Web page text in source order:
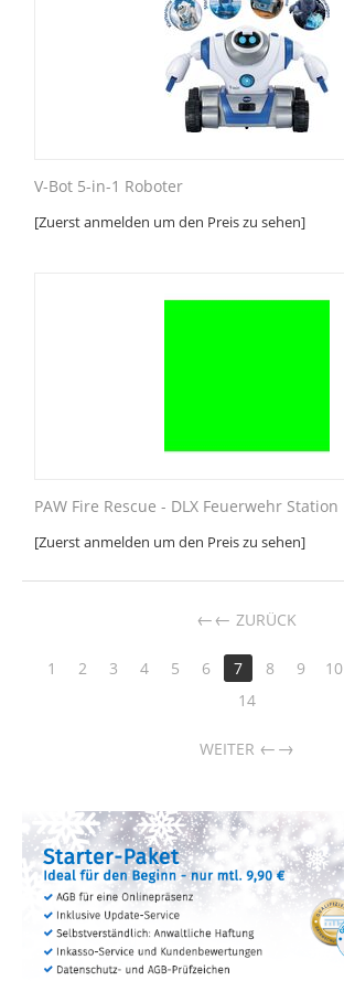
V-Bot 5-in-1 Roboter
[Zuerst anmelden um den Preis zu sehen]
PAW Fire Rescue - DLX Feuerwehr Station
[Zuerst anmelden um den Preis zu sehen]
← ZURÜCK
1 2 3 4 5 6 7 8 9 10
14
WEITER →